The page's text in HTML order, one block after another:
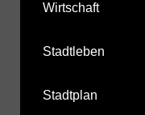
Wirtschaft
Stadtleben
Stadtplan